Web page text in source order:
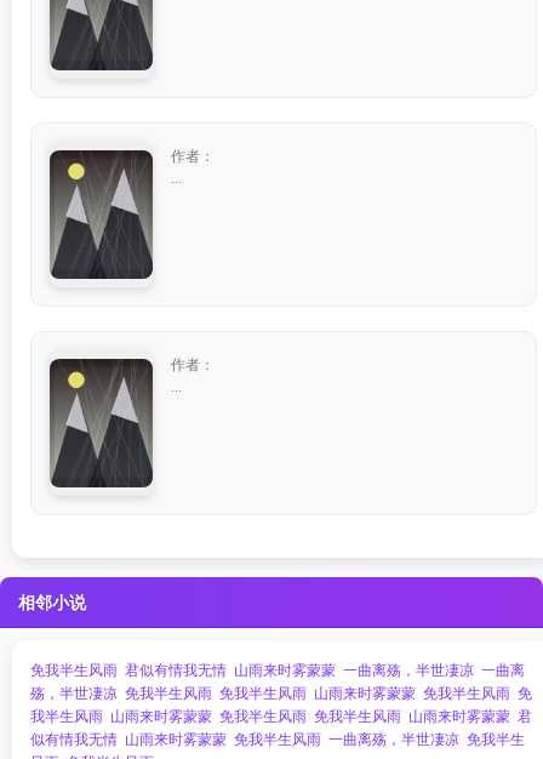
作者：
作者：
相邻小说
免我半生风雨 君似有情我无情 山雨来时雾蒙蒙 一曲离殇，半世凄凉 一曲离
殇，半世凄凉 免我半生风雨 免我半生风雨 山雨来时雾蒙蒙 免我半生风雨 免
我半生风雨 山雨来时雾蒙蒙 免我半生风雨 免我半生风雨 山雨来时雾蒙蒙 君
似有情我无情 山雨来时雾蒙蒙 免我半生风雨 一曲离殇，半世凄凉 免我半生